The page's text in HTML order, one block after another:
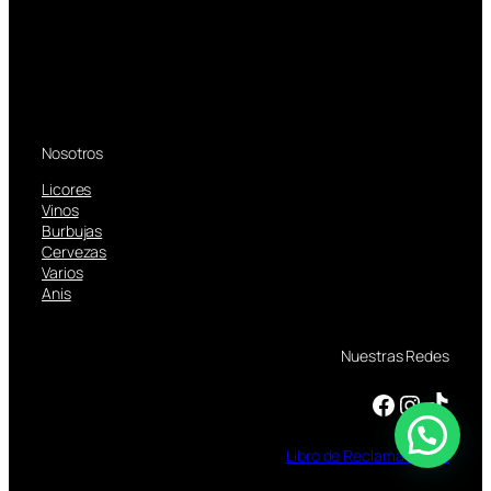
Nosotros
Licores
Vinos
Burbujas
Cervezas
Varios
Anis
Nuestras Redes
Facebook InstagramTikTok
Librode Reclamaciones